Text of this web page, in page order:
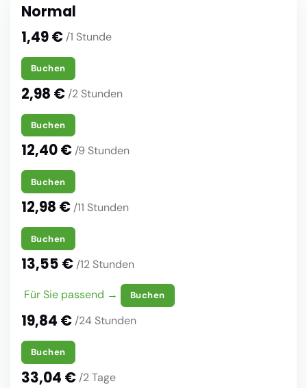
Normal
1,49 €/1 Stunde
Buchen
2,98 € /2 Stunden
Buchen
12,40 € /9 Stunden
Buchen
12,98 € /11 Stunden
Buchen
13,55 € /12 Stunden
Für Sie passend → Buchen
19,84 €/24 Stunden
Buchen
33,04 € /2 Tage